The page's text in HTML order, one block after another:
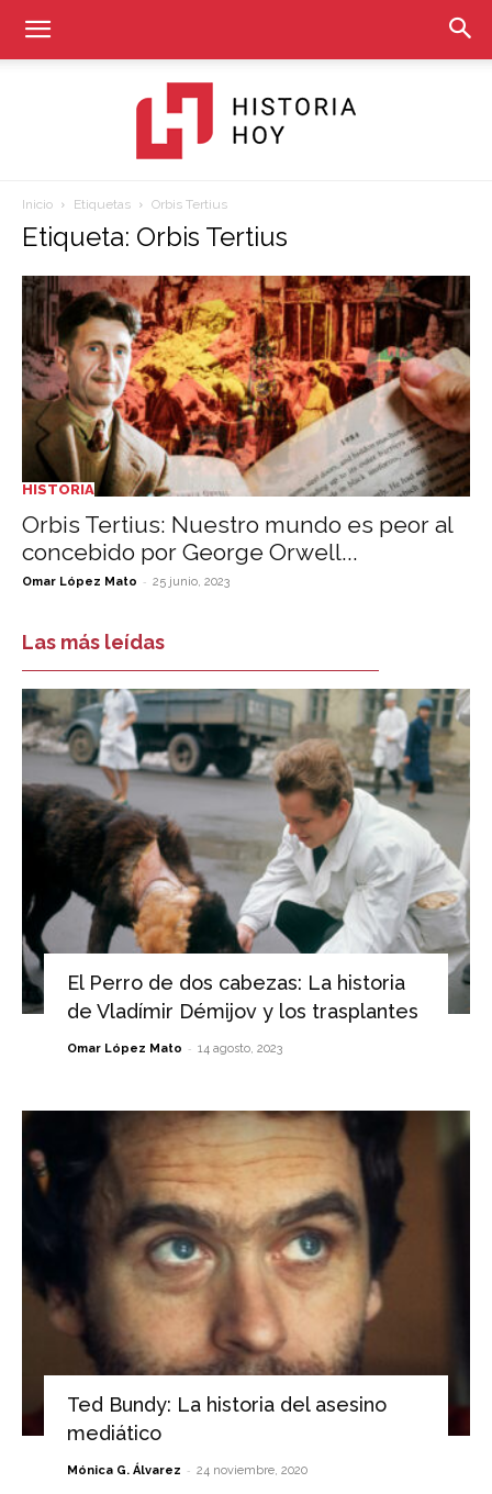
Hoy
Inicio Etiquetas Orbis Tertius
Etiqueta: Orbis Tertius
HISTORIA
Orbis Tertius: Nuestro mundo es peor al
concebido por George Orwell...
Omar López Mato - 25 junio, 2023
Las más leídas
El Perro de dos cabezas: La historia
de Vladímir Démijov y los trasplantes
Omar López Mato - 14 agosto, 2023
Ted Bundy: La historia del asesino
mediático
Mónica G. Álvarez - 24 noviembre, 2020